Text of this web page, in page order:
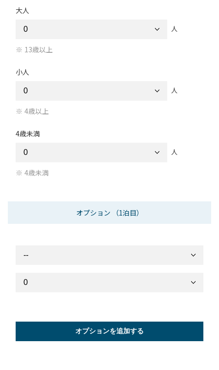
大人
人
13歳以上
小人
人
4歳以上
4歳未満
人
4歳未満
オプション （1泊目）
オプションを追加する